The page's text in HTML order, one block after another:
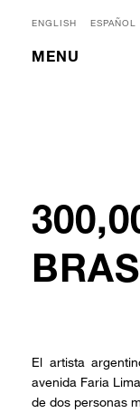
ENGLISH ESPAÑOL
MENU
El artista
avenida Faria
de dos personas